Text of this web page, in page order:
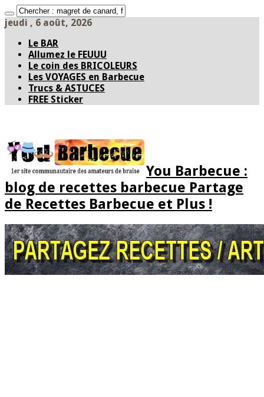
jeudi , 6 août, 2026
Le BAR
Allumez le FEUUU
Le coin des BRICOLEURS
Les VOYAGES en Barbecue
Trucs & ASTUCES
FREE Sticker
You Barbecue :
blog de recettes barbecue Partage
de Recettes Barbecue et Plus !